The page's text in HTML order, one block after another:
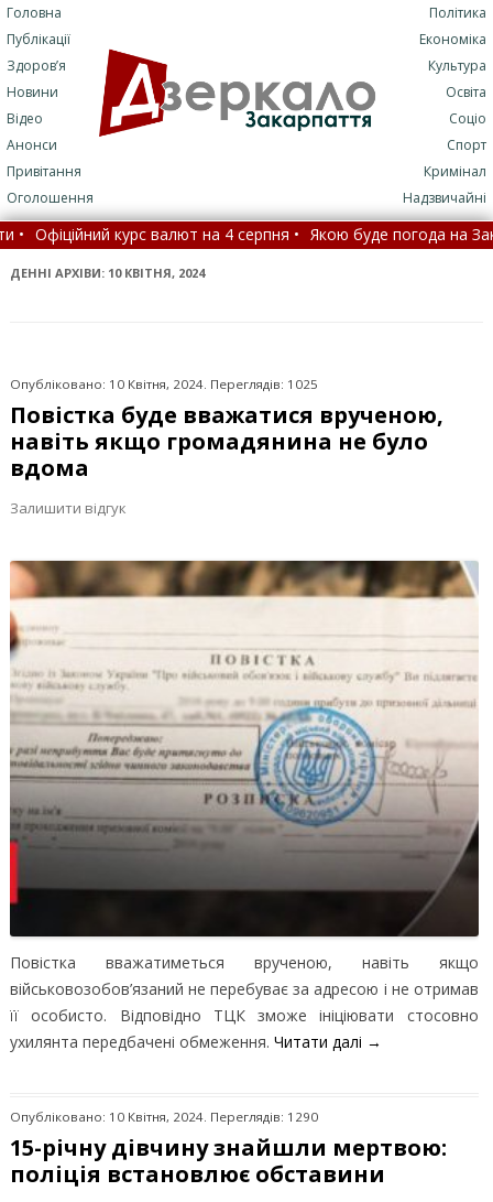
Головна
Публікації
Здоров’я
Новини
Відео
Анонси
Привітання
Оголошення
Політика
Економіка
Культура
Освіта
Соціо
Спорт
Кримінал
Надзвичайні
валют на 4 серпня • Якою буде погода на Закарпатті
ППО відбила нічний удар РФ • Ще одна втрата: на війні
ДЕННІ АРХІВИ: 10 КВІТНЯ, 2024
Опубліковано: 10 Квітня, 2024. Переглядів: 1025
Повістка буде вважатися врученою,
навіть якщо громадянина не було
вдома
Залишити відгук
Повістка вважатиметься врученою, навіть якщо
військовозобов’язаний не перебуває за адресою і не отримав
її особисто. Відповідно ТЦК зможе ініціювати стосовно
ухилянта передбачені обмеження. Читати далі →
Опубліковано: 10 Квітня, 2024. Переглядів: 1290
15-річну дівчину знайшли мертвою:
поліція встановлює обставини